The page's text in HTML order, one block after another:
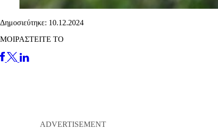
Δημοσιεύτηκε: 10.12.2024
ΜΟΙΡΑΣΤΕΙΤΕ ΤΟ